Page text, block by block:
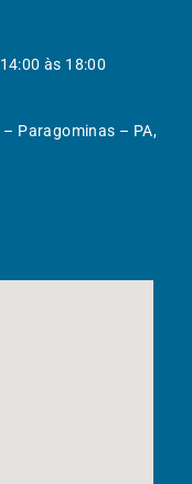
às 18:00
Paragominas – PA,